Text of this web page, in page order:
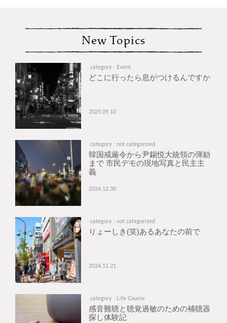
New Topics
category : Event
どこに行ったら息がつけるんですか
2025.09.10
category : not categorized
韓国戒厳令から尹錫悦大統領の弾劾
まで 市民デモの現地写真と民主主
義
2024.12.30
category : not categorized
りょーしき(笑)あるあなたの前で
2024.11.21
category : Life Course
感音難聴と聴覚過敏のための補聴器
探し体験記